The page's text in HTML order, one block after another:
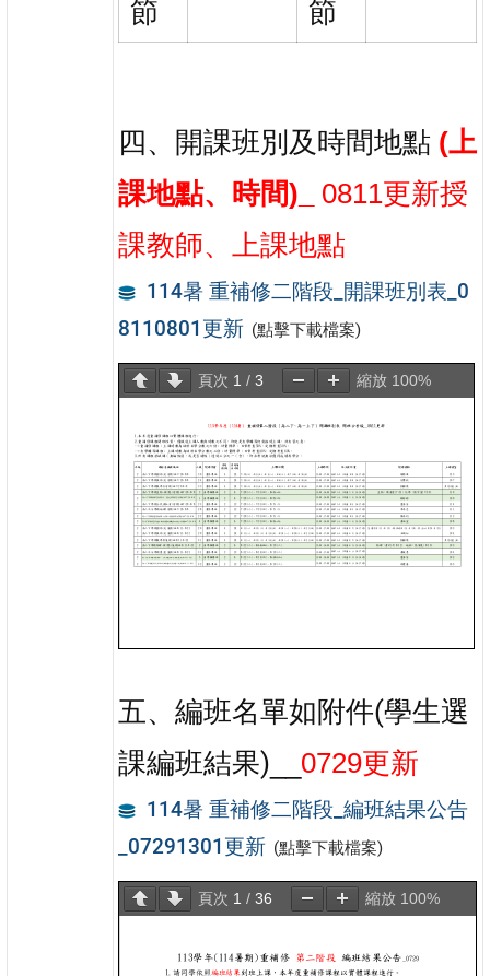
節
節
四、開課班別及時間地點 (上
課地點、時間)_
0811更新授
課教師、上課地點
114暑 重補修二階段_開課班別表_0
8110801更新 (點擊下載檔案)
頁次 1 /3 縮放 100%
五、編班名單如附件(學生選
課編班結果)
0729更新
114暑 重補修二階段_編班結果公告
_07291301更新 (點擊下載檔案)
頁次 1 /36 縮放 100%